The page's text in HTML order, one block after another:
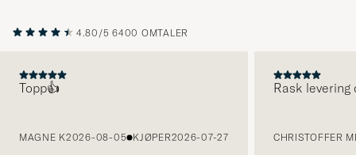
4.80/5 6400 OMTALER
Topp👍
MAGNE K2026-08-05 KJØPER2026-07-27
Rask
CHRISTOFFER